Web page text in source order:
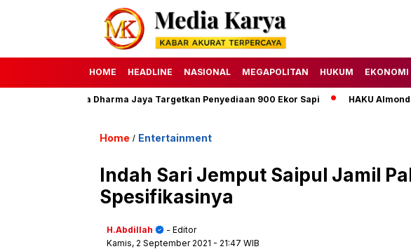
HOME HEADLINE NASIONAL MEGAPOLITAN HUKUM EKONOMI
H, Perumda Dharma Jaya Targetkan Penyediaan 900 Ekor Sapi HAKU Almond
Home / Entertainment
Indah Sari Jemput Saipul Jamil
Spesifikasinya
H.Abdillah
- Editor
Kamis, 2 September 2021 - 21:47 WIB